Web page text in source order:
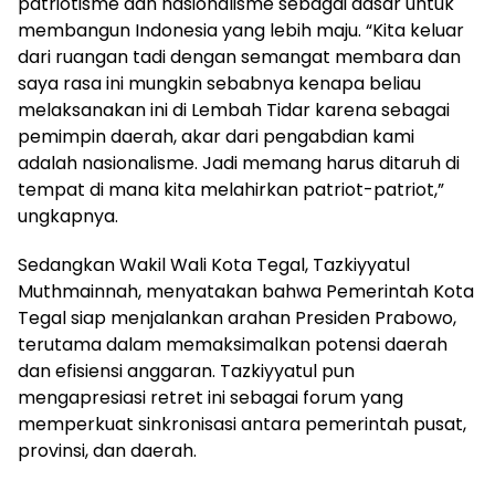
membangun Indonesia yang lebih maju. “Kita keluar
dari ruangan tadi dengan semangat membara dan
saya rasa ini mungkin sebabnya kenapa beliau
melaksanakan ini di Lembah Tidar karena sebagai
pemimpin daerah, akar dari pengabdian kami
adalah nasionalisme. Jadi memang harus ditaruh di
tempat di mana kita melahirkan patriot-patriot,”
ungkapnya.
Sedangkan Wakil Wali Kota Tegal, Tazkiyyatul
Muthmainnah, menyatakan bahwa Pemerintah Kota
Tegal siap menjalankan arahan Presiden Prabowo,
terutama dalam memaksimalkan potensi daerah
dan efisiensi anggaran. Tazkiyyatul pun
mengapresiasi retret ini sebagai forum yang
memperkuat sinkronisasi antara pemerintah pusat,
provinsi, dan daerah.